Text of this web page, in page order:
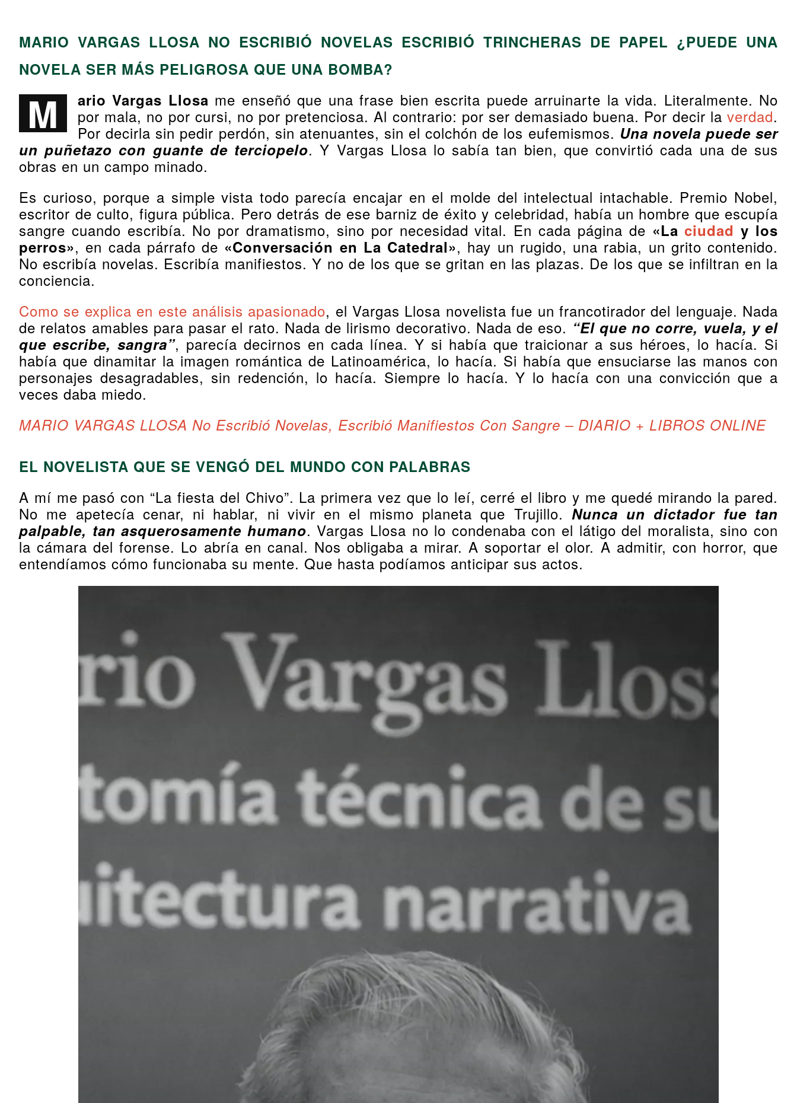
MARIO VARGAS LLOSA NO ESCRIBIÓ NOVELAS ESCRIBIÓ TRINCHERAS DE PAPEL ¿PUEDE UNA
NOVELA SER MÁS PELIGROSA QUE UNA BOMBA?
M ario Vargas Llosa me enseñó que una frase bien escrita puede arruinarte la vida. Literalmente. No
por mala, no por cursi, no por pretenciosa. Al contrario: por ser demasiado buena. Por decir la verdad.
Por decirla sin pedir perdón, sin atenuantes, sin el colchón de los eufemismos. Una novela puede ser
un puñetazo con guante de terciopelo. Y Vargas Llosa lo sabía tan bien, que convirtió cada una de sus
obras en un campo minado.
Es curioso, porque a simple vista todo parecía encajar en el molde del intelectual intachable. Premio Nobel,
escritor de culto, figura pública. Pero detrás de ese barniz de éxito y celebridad, había un hombre que escupía
sangre cuando escribía. No por dramatismo, sino por necesidad vital. En cada página de «Laciudad y los
perros», en cada párrafo de «Conversación en La Catedral», hay un rugido, una rabia, un grito contenido.
No escribía novelas. Escribía manifiestos. Y no de los que se gritan en las plazas. De los que se infiltran en la
conciencia.
Como se explica en este análisis apasionado, el Vargas Llosa novelista fue un francotirador del lenguaje. Nada
de relatos amables para pasar el rato. Nada de lirismo decorativo. Nada de eso. “El que no corre, vuela, y el
que escribe, sangra”, parecía decirnos en cada línea. Y si había que traicionar a sus héroes, lo hacía. Si
había que dinamitar la imagen romántica de Latinoamérica, lo hacía. Si había que ensuciarse las manos con
personajes desagradables, sin redención, lo hacía. Siempre lo hacía. Y lo hacía con una convicción que a
veces daba miedo.
MARIO VARGAS LLOSA No Escribió Novelas, Escribió Manifiestos Con Sangre – DIARIO + LIBROS ONLINE
EL NOVELISTA QUE SE VENGÓ DEL MUNDO CON PALABRAS
A mí me pasó con “La fiesta del Chivo”. La primera vez que lo leí, cerré el libro y me quedé mirando la pared.
No me apetecía cenar, ni hablar, ni vivir en el mismo planeta que Trujillo. Nunca un dictador fue tan
palpable, tan asquerosamente humano. Vargas Llosa no lo condenaba con el látigo del moralista, sino con
la cámara del forense. Lo abría en canal. Nos obligaba a mirar. A soportar el olor. A admitir, con horror, que
entendíamos cómo funcionaba su mente. Que hasta podíamos anticipar sus actos.